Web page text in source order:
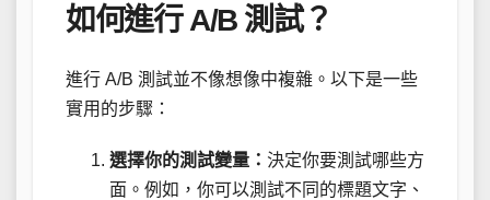
如何進行 A/B 測試？
進行 A/B 測試並不像想像中複雜。以下是一些
實用的步驟：
選擇你的測試變量： 決定你要測試哪些方
面。例如，你可以測試不同的標題文字、